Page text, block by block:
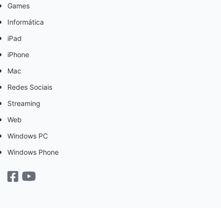
Games
Informática
iPad
iPhone
Mac
Redes Sociais
Streaming
Web
Windows PC
Windows Phone